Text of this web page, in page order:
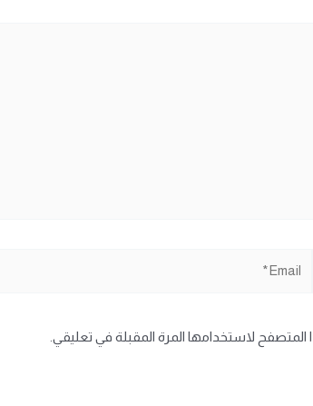
المتصفح لاستخدامها المرة المقبلة في تعليقي.